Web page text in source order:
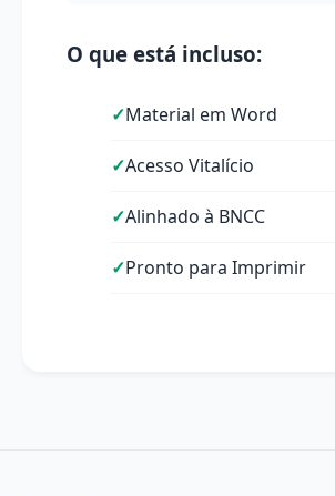
O que está incluso:
Material em Word
Acesso Vitalício
Alinhado à BNCC
Pronto para Imprimir